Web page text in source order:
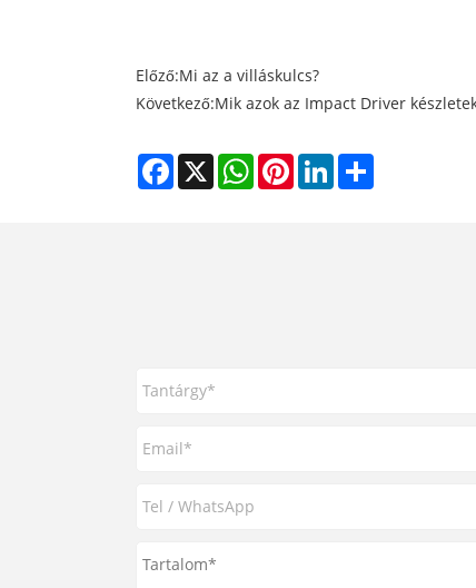
Előző:Mi az a villáskulcs?
Következő:Mik azok az Impact Driver
Facebook
X WhatsAppPinterestLinkedIn